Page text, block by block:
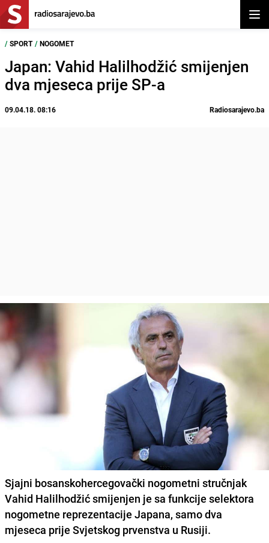
/ SPORT / NOGOMET
Japan: Vahid Halilhodžić smijenjen
dva mjeseca prije SP-a
09.04.18. 08:16 Radiosarajevo.ba
Sjajni bosanskohercegovački nogometni stručnjak
Vahid Halilhodžić smijenjen je sa funkcije selektora
nogometne reprezentacije Japana, samo dva
mjeseca prije Svjetskog prvenstva u Rusiji.